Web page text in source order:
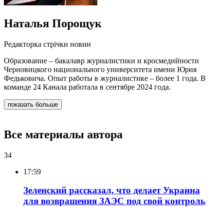
Наталья Порощук
Редакторка стрічки новин
Образование – бакалавр журналистики и кросмедийности
Черновицкого национального университета имени Юрия
Федьковича. Опыт работы в журналистике – более 1 года. В
команде 24 Канала работала в сентябре 2024 года.
показать больше
Все материалы автора
34
17:59
Зеленский рассказал, что делает Украина
для возвращения ЗАЭС под свой контроль